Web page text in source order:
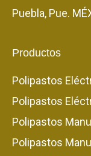
Puebla, Pue.
Productos
Polipastos
Polipastos
Polipastos
Polipastos